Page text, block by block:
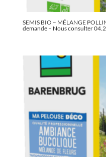
SEMIS BIO – MÉLANGE
demande – Nous consulter